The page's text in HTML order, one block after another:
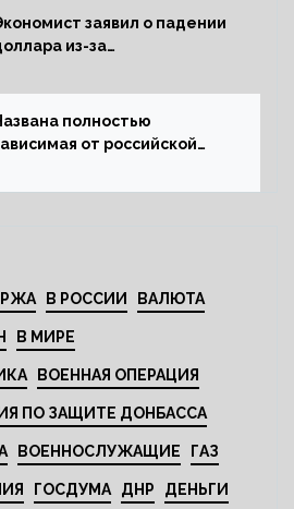
заявил о падении
из-за
полностью
от российской
В РОССИИ ВАЛЮТА
В МИРЕ
ВОЕННАЯ ОПЕРАЦИЯ
ПО ЗАЩИТЕ ДОНБАССА
ВОЕННОСЛУЖАЩИЕ ГАЗ
ГОСДУМА ДНР ДЕНЬГИ